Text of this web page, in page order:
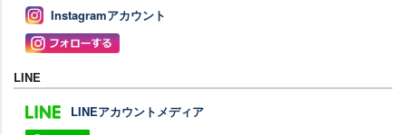
Instagramアカウント
LINE
LINEアカウントメディア